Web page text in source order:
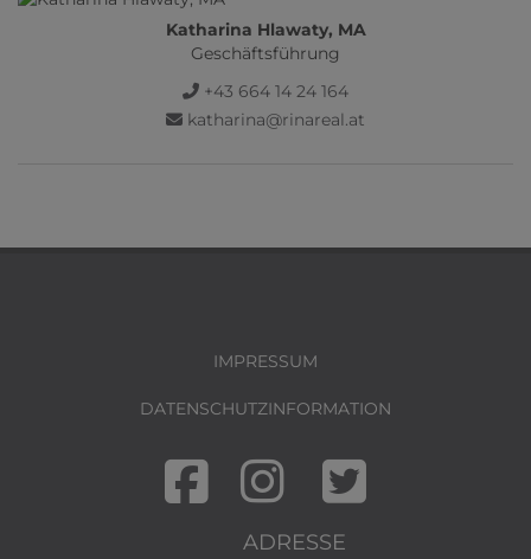
Katharina Hlawaty, MA
Geschäftsführung
+43 664 14 24 164
katharina@rinareal.at
IMPRESSUM
DATENSCHUTZINFORMATION
ADRESSE